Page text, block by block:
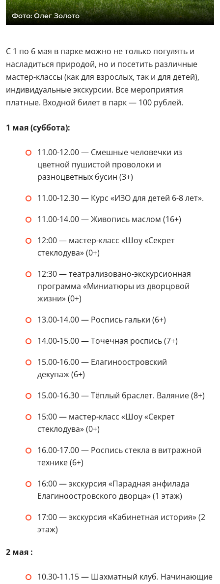
Фото: Олег Золото
С 1 по 6 мая в парке можно не только погулять и
насладиться природой, но и посетить различные
мастер-классы (как для взрослых, так и для детей),
индивидуальные экскурсии. Все мероприятия
платные. Входной билет в парк — 100 рублей.
1 мая (суббота):
11.00-12.00 — Смешные человечки из
цветной пушистой проволоки и
разноцветных бусин (3+)
11.00-12.30 — Курс «ИЗО для детей 6-8 лет».
11.00-14.00 — Живопись маслом (16+)
12:00 — мастер-класс «Шоу «Секрет
стеклодува» (0+)
12:30 — театрализовано-экскурсионная
программа «Миниатюры из дворцовой
жизни» (0+)
13.00-14.00 — Роспись гальки (6+)
14.00-15.00 — Точечная роспись (7+)
15.00-16.00 — Елагиноостровский
декупаж (6+)
15.00-16.30 — Тёплый браслет. Валяние (8+)
15:00 — мастер-класс «Шоу «Секрет
стеклодува» (0+)
16.00-17.00 — Роспись стекла в витражной
технике (6+)
16:00 — экскурсия «Парадная анфилада
Елагиноостровского дворца» (1 этаж)
17:00 — экскурсия «Кабинетная история» (2
этаж)
2 мая :
10.30-11.15 — Шахматный клуб. Начинающие